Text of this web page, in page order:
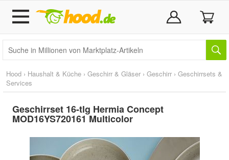
Hood › Haushalt & Küche › Geschirr & Gläser › Geschirr › Geschirrsets &
Services
Geschirrset 16-tlg Hermia Concept
MOD16YS720161 Multicolor